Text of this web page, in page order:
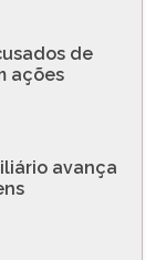
de
ações
avança